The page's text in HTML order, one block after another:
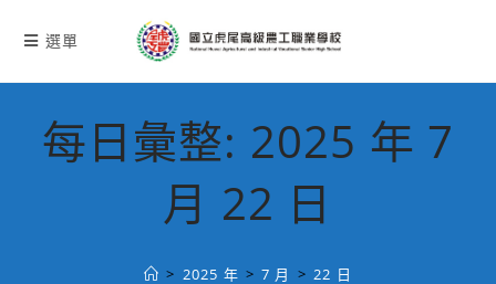
選單
每日彙整: 2025 年 7
月 22 日
> 2025 年 > 7 月 > 22 日